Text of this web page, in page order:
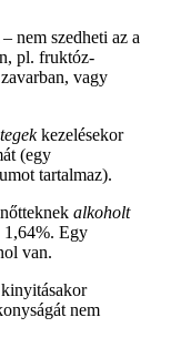
nem szedheti az a
pl. fruktóz-
vagy
kezelésekor
(egy
tartalmaz).
alkoholt
Egy
van.
nem